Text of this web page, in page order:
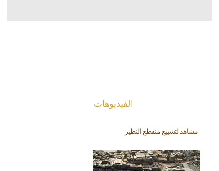
الفیدیوهات
مشاهد لتشييع منقطع النظير